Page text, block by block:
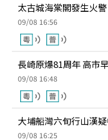
太古城海棠閣發生火
09/08 16:56
長崎原爆81周年 高市
09/08 16:48
大埔船灣六旬行山漢
09/08 16:25